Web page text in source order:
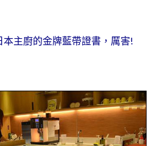
主廚的金牌藍帶證書，厲害!